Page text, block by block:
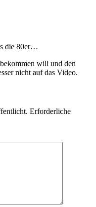
die 80er…
will und den
nicht auf das Video.
Erforderliche